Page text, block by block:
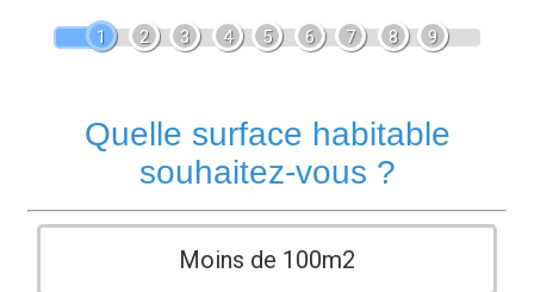
1 2 3 4 5 6 7 8 9
Quelle surface habitable
souhaitez-vous ?
Moins de 100m2